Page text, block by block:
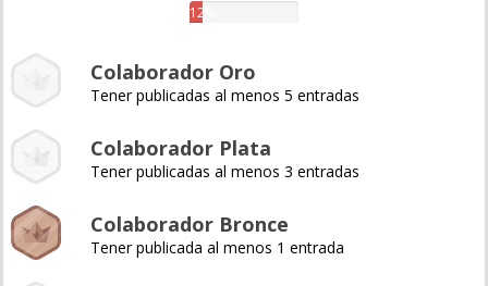
12%
Colaborador Oro
Tener publicadas al menos 5 entradas
Colaborador Plata
Tener publicadas al menos 3 entradas
Colaborador Bronce
Tener publicada al menos 1 entrada